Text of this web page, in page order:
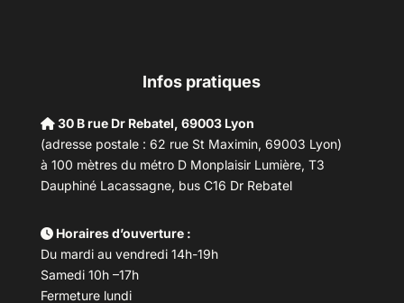
Infos pratiques
30 B rue Dr Rebatel, 69003 Lyon
(adresse postale : 62 rue St Maximin, 69003 Lyon)
à 100 mètres du métro D Monplaisir Lumière, T3
Dauphiné Lacassagne, bus C16 Dr Rebatel
Horaires d’ouverture :
Du mardi au vendredi 14h-19h
Samedi 10h –17h
Fermeture lundi